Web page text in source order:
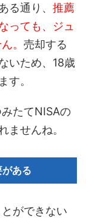
る通り、 推薦
っても、ジュ
。 売却する
いため、18歳
す。
たてNISAの
ませんね。
ある
ができない